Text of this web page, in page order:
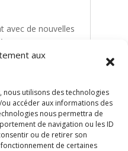
aux
utilisons des technologies
accéder aux informations des
nous permettra de
de navigation ou les ID
ou de retirer son
de certaines
avec de nouvelles
et un tas de
de juillet arrive